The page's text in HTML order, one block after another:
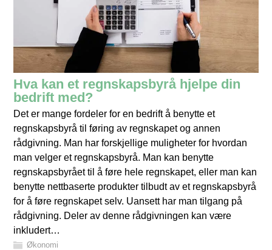
Hva kan et regnskapsbyrå hjelpe din
bedrift med?
Det er mange fordeler for en bedrift å benytte et
regnskapsbyrå til føring av regnskapet og annen
rådgivning. Man har forskjellige muligheter for hvordan
man velger et regnskapsbyrå. Man kan benytte
regnskapsbyrået til å føre hele regnskapet, eller man kan
benytte nettbaserte produkter tilbudt av et regnskapsbyrå
for å føre regnskapet selv. Uansett har man tilgang på
rådgivning. Deler av denne rådgivningen kan være
inkludert…
Økonomi